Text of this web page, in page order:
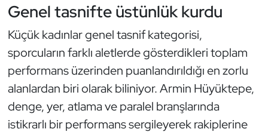
Genel tasnifte üstünlük kurdu
Küçük kadınlar genel tasnif kategorisi,
sporcuların farklı aletlerde gösterdikleri toplam
performans üzerinden puanlandırıldığı en zorlu
alanlardan biri olarak biliniyor. Armin Hüyüktepe,
denge, yer, atlama ve paralel branşlarında
istikrarlı bir performans sergileyerek rakiplerine
Judo ve Kuraş
Kano ve Rafting
Karate
Kayak